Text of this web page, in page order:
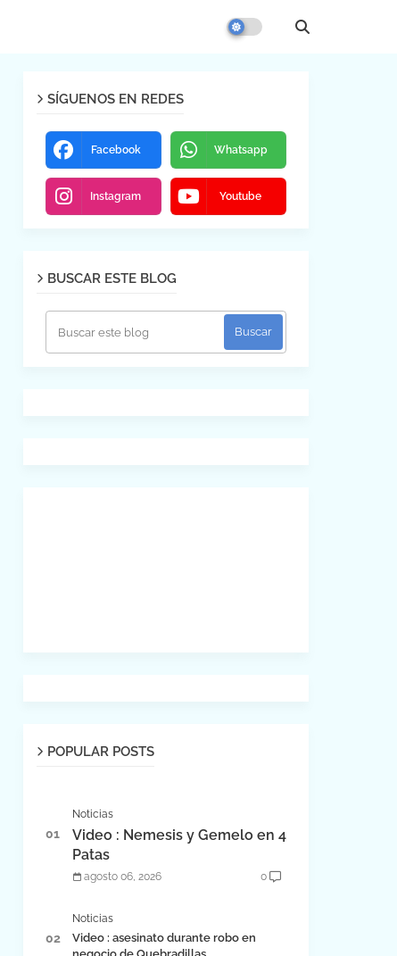
SÍGUENOS EN REDES
Facebook Whatsapp
Instagram Youtube
BUSCAR ESTE BLOG
POPULAR POSTS
Noticias
Video : Nemesis y Gemelo en 4
Patas
agosto 06, 2026 0
Noticias
Video : asesinato durante robo en